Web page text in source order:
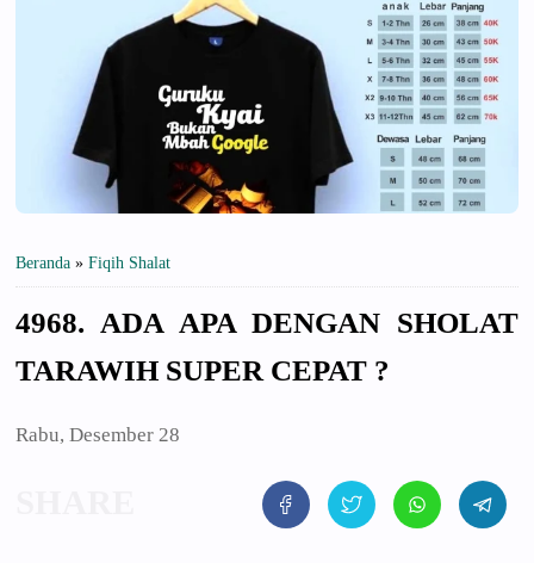
Beranda » Fiqih Shalat
4968. ADA APA DENGAN SHOLAT
TARAWIH SUPER CEPAT ?
Rabu, Desember 28